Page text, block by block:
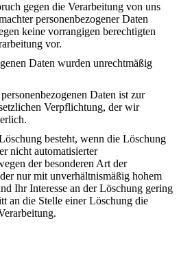
gegen die Verarbeitung von uns
personenbezogener Daten
keine vorrangigen berechtigten
vor.
Daten wurden unrechtmäßig
Daten ist zur
Verpflichtung, der wir
besteht, wenn die Löschung
nicht automatisierter
der besonderen Art der
nur mit unverhältnismäßig hohem
Ihr Interesse an der Löschung gering
an die Stelle einer Löschung die